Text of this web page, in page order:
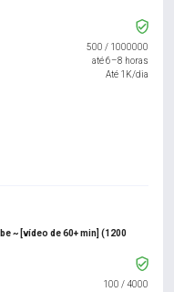
500 / 1000000
até 6–8 horas
Até 1K/dia
~ [vídeo de 60+ min] (1200
100 /4000